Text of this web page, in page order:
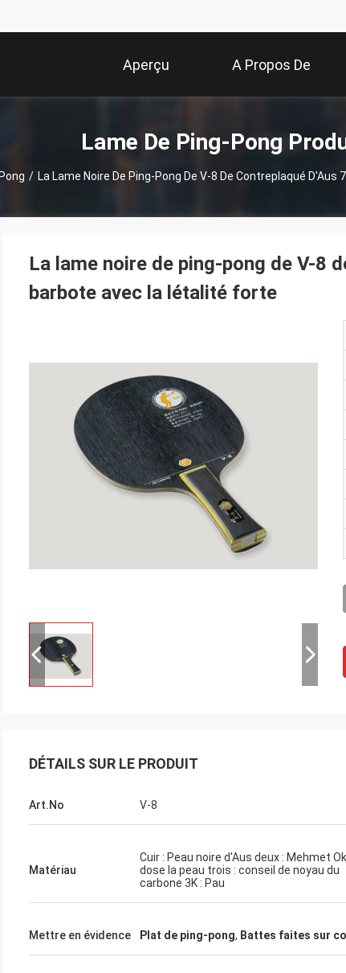
Aperçu A Propos De
Nous
Lame De Ping-Pong
/ La Lame Noire De Ping-Pong De V-8 De Contreplaqué
Julien
Bonjour, KENHO Il semble que nous avons
La lame noire de ping-pong de V-8
barbote avec la létalité forte
DÉTAILS SUR LE PRODUIT
Art.No V-8
Matériau
Cuir : Peau noire d'Aus deux : Mehmet
dose la peau trois : conseil de noyau du
carbone 3K : Pau
Mettre en évidence Plat de ping-pong, Battes faites sur